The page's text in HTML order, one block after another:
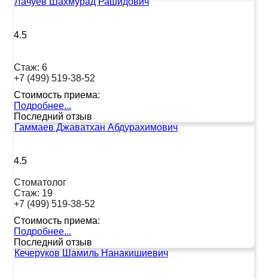
4.5
Стаж: 6
+7 (499) 519-38-52
Стоимость приема:
Подробнее...
Последний отзыв
Гаммаев Джаватхан Абдурахимович
4.5
Стоматолог
Стаж: 19
+7 (499) 519-38-52
Стоимость приема:
Подробнее...
Последний отзыв
Кечеруков Шамиль Нанакишиевич